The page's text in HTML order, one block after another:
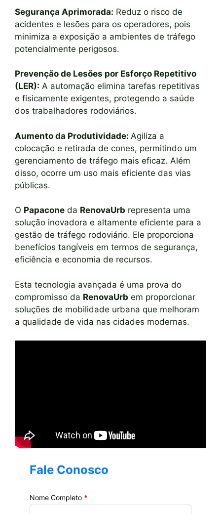
Segurança Aprimorada: Reduz o risco de
acidentes e lesões para os operadores, pois
minimiza a exposição a ambientes de tráfego
potencialmente perigosos.
Prevenção de Lesões por Esforço Repetitivo
(LER): A automação elimina tarefas repetitivas
e fisicamente exigentes, protegendo a saúde
dos trabalhadores rodoviários.
Aumento da Produtividade: Agiliza a
colocação e retirada de cones, permitindo um
gerenciamento de tráfego mais eficaz. Além
disso, ocorre um uso mais eficiente das vias
públicas.
O Papacone da RenovaUrb representa uma
solução inovadora e altamente eficiente para a
gestão de tráfego rodoviário. Ele proporciona
benefícios tangíveis em termos de segurança,
eficiência e economia de recursos.
Esta tecnologia avançada é uma prova do
compromisso da RenovaUrb em proporcionar
soluções de mobilidade urbana que melhoram
a qualidade de vida nas cidades modernas.
Fale Conosco
Nome Completo *